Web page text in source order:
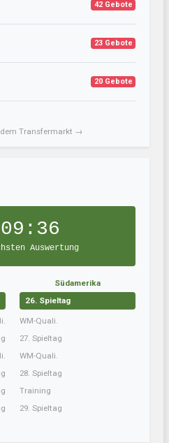
42 Gebote
23 Gebote
20 Gebote
Transfermarkt →
Auswertung
Südamerika
26. Spieltag
WM-Quali.
27. Spieltag
WM-Quali.
28. Spieltag
Training
29. Spieltag